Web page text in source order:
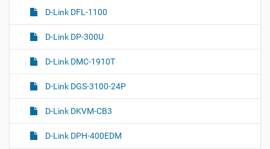
D-Link DFL-1100
D-Link DP-300U
D-Link DMC-1910T
D-Link DGS-3100-24P
D-Link DKVM-CB3
D-Link DPH-400EDM